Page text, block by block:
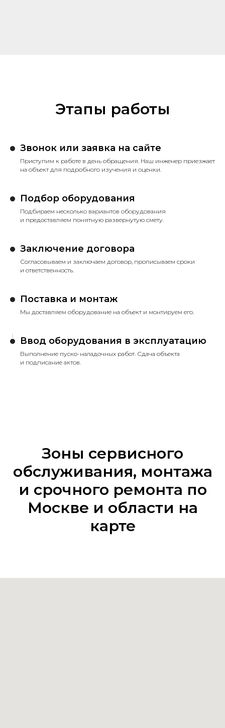
Этапы работы
Звонок или заявка на сайте
Приступим к работе в день обращения. Наш инженер приезжает
на объект для подробного изучения и оценки.
Подбор оборудования
Подбираем несколько вариантов оборудования
и предоставляем понятную развернутую смету.
Заключение договора
Согласовываем и заключаем договор, прописываем сроки
и ответственность.
Поставка и монтаж
Мы доставляем оборудование на объект и монтируем его.
Ввод оборудования в эксплуатацию
Выполнение пуско-наладочных работ. Сдача объекта
и подписание актов.
Зоны сервисного
обслуживания, монтажа
и срочного ремонта по
Москве и области на
карте